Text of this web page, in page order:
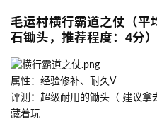
毛运村横行霸道之仗（平
石锄头，推荐程度：4分）
属性：经验修补、耐久V
评测：超级耐用的锄头（建议拿
藏着玩